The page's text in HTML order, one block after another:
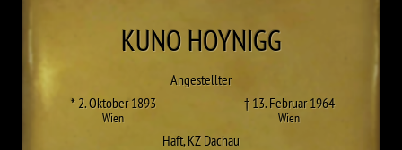
KUNOHOYNIGG
Angestellter
* 2. Oktober 1893
Wien
† 13. Februar 1964
Wien
Haft,KZ Dachau